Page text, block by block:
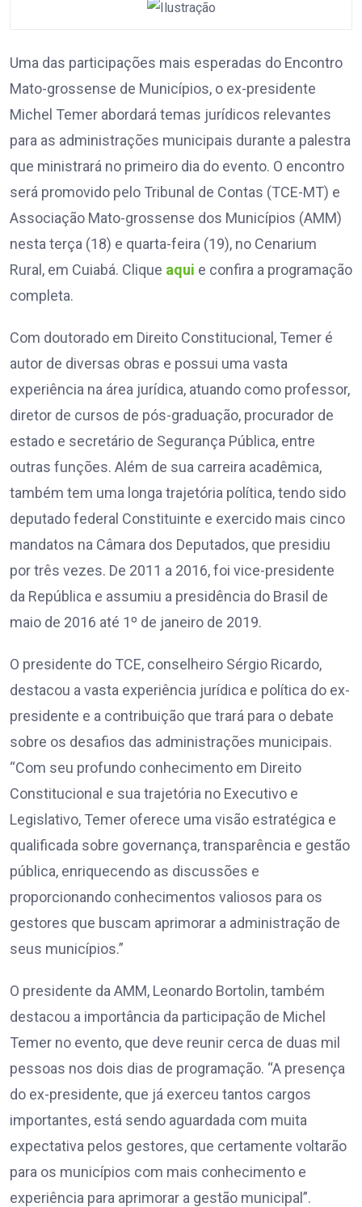
Uma das participações mais esperadas do Encontro
Mato-grossense de Municípios, o ex-presidente
Michel Temer abordará temas jurídicos relevantes
para as administrações municipais durante a palestra
que ministrará no primeiro dia do evento. O encontro
será promovido pelo Tribunal de Contas (TCE-MT) e
Associação Mato-grossense dos Municípios (AMM)
nesta terça (18) e quarta-feira (19), no Cenarium
Rural, em Cuiabá. Clique aqui e confira a programação
completa.
Com doutorado em Direito Constitucional, Temer é
autor de diversas obras e possui uma vasta
experiência na área jurídica, atuando como professor,
diretor de cursos de pós-graduação, procurador de
estado e secretário de Segurança Pública, entre
outras funções. Além de sua carreira acadêmica,
também tem uma longa trajetória política, tendo sido
deputado federal Constituinte e exercido mais cinco
mandatos na Câmara dos Deputados, que presidiu
por três vezes. De 2011 a 2016, foi vice-presidente
da República e assumiu a presidência do Brasil de
maio de 2016 até 1º de janeiro de 2019.
O presidente do TCE, conselheiro Sérgio Ricardo,
destacou a vasta experiência jurídica e política do ex-
presidente e a contribuição que trará para o debate
sobre os desafios das administrações municipais.
“Com seu profundo conhecimento em Direito
Constitucional e sua trajetória no Executivo e
Legislativo, Temer oferece uma visão estratégica e
qualificada sobre governança, transparência e gestão
pública, enriquecendo as discussões e
proporcionando conhecimentos valiosos para os
gestores que buscam aprimorar a administração de
seus municípios.”
O presidente da AMM, Leonardo Bortolin, também
destacou a importância da participação de Michel
Temer no evento, que deve reunir cerca de duas mil
pessoas nos dois dias de programação. “A presença
do ex-presidente, que já exerceu tantos cargos
importantes, está sendo aguardada com muita
expectativa pelos gestores, que certamente voltarão
para os municípios com mais conhecimento e
experiência para aprimorar a gestão municipal”.